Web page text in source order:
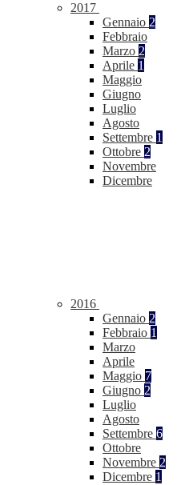
2017
Gennaio 2
Febbraio
Marzo 2
Aprile 1
Maggio
Giugno
Luglio
Agosto
Settembre 1
Ottobre 2
Novembre
Dicembre
2016
Gennaio 2
Febbraio 1
Marzo
Aprile
Maggio 7
Giugno 2
Luglio
Agosto
Settembre 6
Ottobre
Novembre 2
Dicembre 1